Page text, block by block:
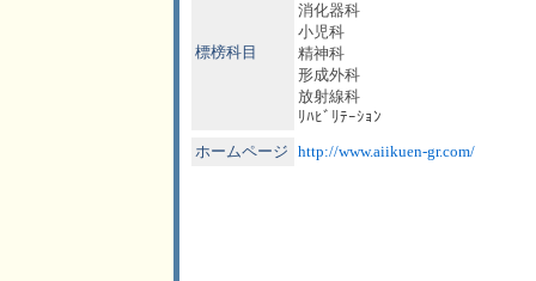
標榜科目
消化器科
小児科
精神科
形成外科
放射線科
ﾘﾊﾋﾞﾘﾃｰｼｮﾝ
ホームページ http://www.aiikuen-gr.com/